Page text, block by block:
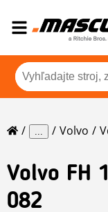
... Volvo
Volvo FH
082